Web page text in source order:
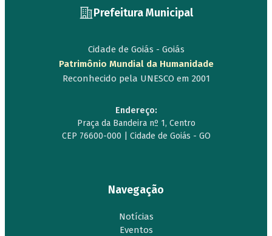
Prefeitura Municipal
Cidade de Goiás - Goiás
Patrimônio Mundial da Humanidade
Reconhecido pela UNESCO em 2001
Endereço:
Praça da Bandeira nº 1, Centro
CEP 76600-000 | Cidade de Goiás - GO
Navegação
Notícias
Eventos